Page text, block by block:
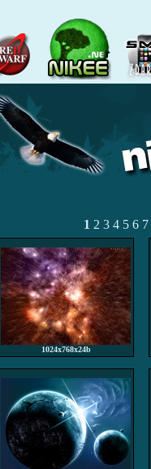
1 2 3 4 5 6 7
1024x768x24b